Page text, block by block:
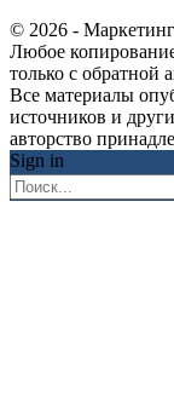
© 2026 -
Любое
только с обратной
Все материалы
источников и
авторство
Sign in